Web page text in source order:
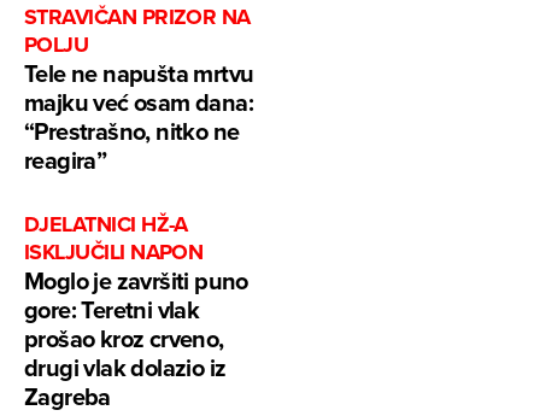
STRAVIČAN PRIZOR NA
POLJU
Tele ne napušta mrtvu
majku već osam dana:
“Prestrašno, nitko ne
reagira”
DJELATNICI HŽ-A
ISKLJUČILI NAPON
Moglo je završiti puno
gore: Teretni vlak
prošao kroz crveno,
drugi vlak dolazio iz
Zagreba